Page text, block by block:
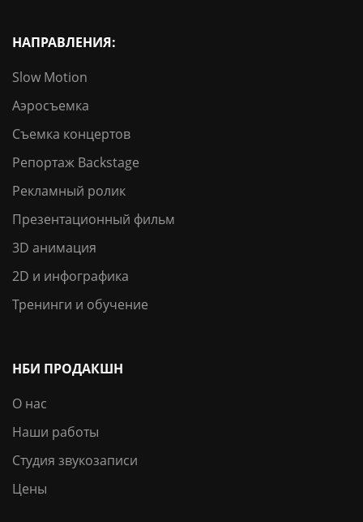
НАПРАВЛЕНИЯ:
Slow Motion
Аэросъемка
Съемка концертов
Репортаж Backstage
Рекламный ролик
Презентационный фильм
3D анимация
2D и инфографика
Тренинги и обучение
НБИ ПРОДАКШН
О нас
Наши работы
Студия звукозаписи
Цены